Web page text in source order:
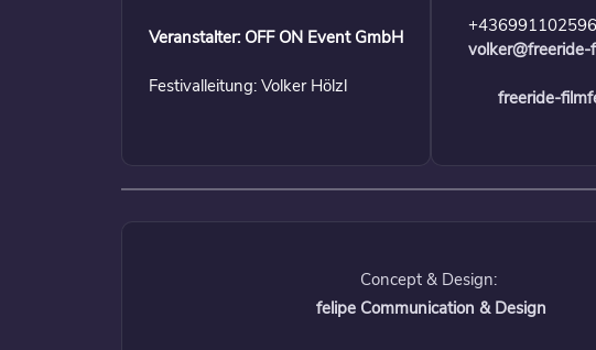
Veranstalter: OFF ON Event GmbH
Festivalleitung: Volker Hölzl
freeride-
Concept & Design:
felipe Communication & Design